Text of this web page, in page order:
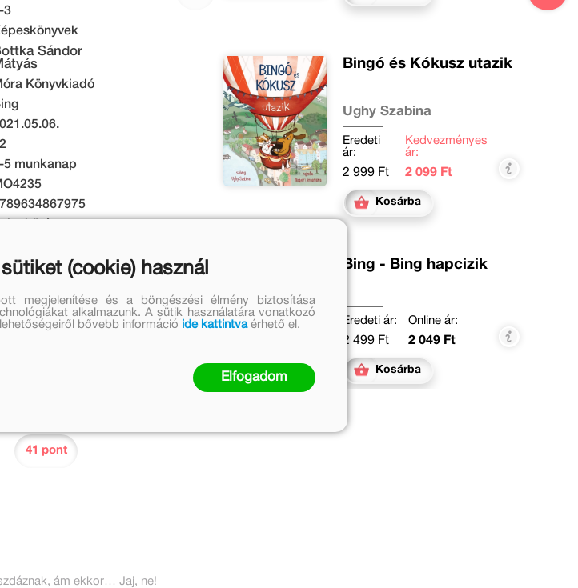
3
Sándor
Könyvkiadó
5 munkanap
Online ár:
2 049 Ft
41 pont
ám ekkor… Jaj, ne!
Bingó és Kókusz utazik
Ughy Szabina
Eredeti
ár:
2 999 Ft
Kedvezményes
ár:
2 099 Ft
Kosárba
Bing - Bing hapcizik
Eredeti ár:
2 499 Ft
Online ár:
2 049 Ft
Kosárba
(cookie) használ
megjelenítése és a böngészési élmény biztosítása
alkalmazunk. A sütik használatára vonatkozó
bővebb információ ide kattintvaérhető el.
Elfogadom